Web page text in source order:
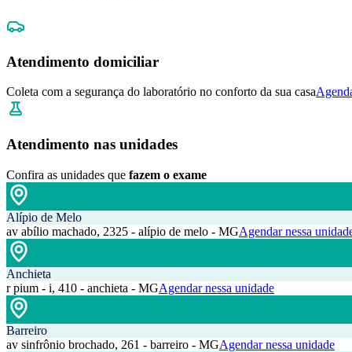
Atendimento domiciliar
Coleta com a segurança do laboratório no conforto da sua casa
Atendimento nas unidades
Confira as unidades que fazem o exame
Alípio de Melo
av abílio machado, 2325 - alípio de melo - MGAgendar nessa
Anchieta
r pium - i, 410 - anchieta - MGAgendar nessa unidade
Barreiro
av sinfrônio brochado, 261 - barreiro - MGAgendar nessa unidade